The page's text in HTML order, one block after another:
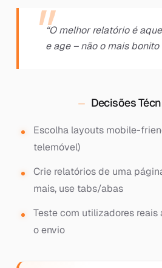
“O melhor relatório é
e age – não o mais bonito
Decisões
Escolha layouts mobile-
telemóvel)
Crie relatórios de uma
mais, use tabs/abas
Teste com utilizadores
o envio